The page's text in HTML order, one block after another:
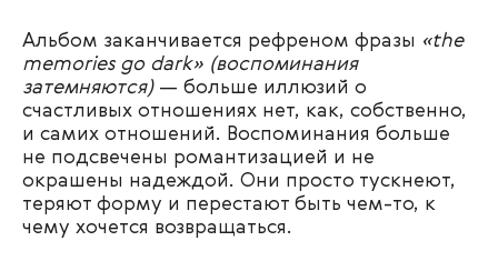
Альбом заканчивается рефреном фразы «the
memories go dark» (воспоминания
затемняются)— больше иллюзий о
счастливых отношениях нет, как, собственно,
и самих отношений. Воспоминания больше
не подсвечены романтизацией и не
окрашены надеждой. Они просто тускнеют,
теряют форму и перестают быть чем-то, к
чему хочется возвращаться.